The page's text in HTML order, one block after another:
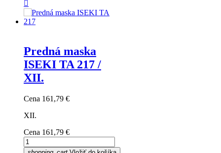

Predná maska
ISEKI TA 217 /
XII.
Cena 161,79 €
XII.
Cena 161,79 €